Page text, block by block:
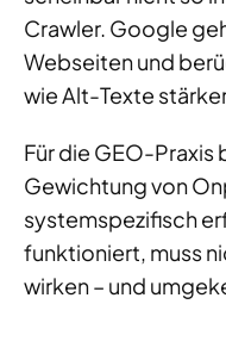
Crawler. Google
Webseiten und
wie Alt-Texte
Für die GEO-Praxis
Gewichtung von
systemspezifisch
funktioniert, muss
wirken – und